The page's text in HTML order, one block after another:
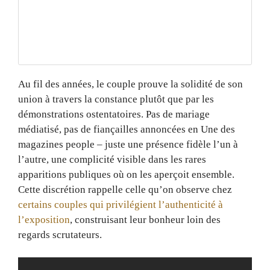
Au fil des années, le couple prouve la solidité de son
union à travers la constance plutôt que par les
démonstrations ostentatoires. Pas de mariage
médiatisé, pas de fiançailles annoncées en Une des
magazines people – juste une présence fidèle l’un à
l’autre, une complicité visible dans les rares
apparitions publiques où on les aperçoit ensemble.
Cette discrétion rappelle celle qu’on observe chez
certains couples qui privilégient l’authenticité à
l’exposition, construisant leur bonheur loin des
regards scrutateurs.